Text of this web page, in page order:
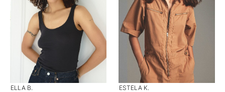
ELLA B. ESTELA K.